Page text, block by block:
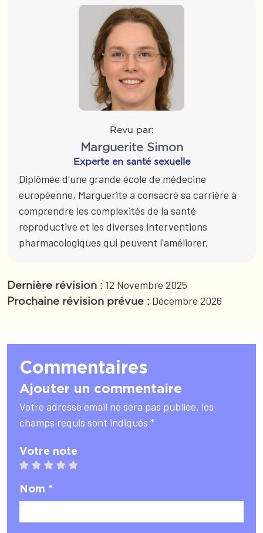
Revu par:
Marguerite Simon
Experte en santé sexuelle
Diplômée d'une grande école de médecine
européenne, Marguerite a consacré sa carrière à
comprendre les complexités de la santé
reproductive et les diverses interventions
pharmacologiques qui peuvent l'améliorer.
Dernière révision : 12 Novembre 2025
Prochaine révision prévue : Décembre 2026
Commentaires
Ajouter un commentaire
Votre adresse email ne sera pas publiée. les
champs requis sont indiqués *
Votre note
5 stars
4 stars
3 stars
2 stars
1 star
Nom *